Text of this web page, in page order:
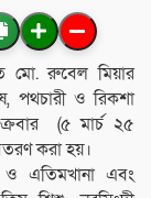
মো. রুবেল মিয়ার
পথচারী ও রিকশা
(৫ মার্চ ২৫
করা হয়।
ও এতিমখানা এবং